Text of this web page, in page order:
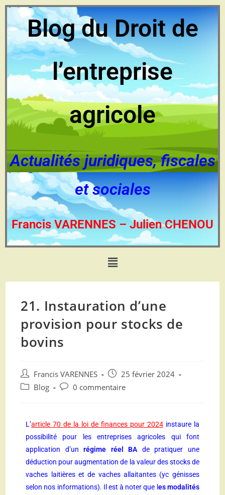
Blog du Droit de
l’entreprise
agricole
Actualités juridiques, fiscales
et sociales
Francis VARENNES – Julien CHENOU
21. Instauration d’une
provision pour stocks de
bovins
Francis VARENNES
25 février 2024
Blog
0 commentaire
L’article 70 de la loi de finances pour 2024instaure la
possibilité pour les entreprises agricoles qui font
application d’unrégime réel BAde pratiquer une
déduction pour augmentation de la valeur des stocks de
vaches laitières et de vaches allaitantes (yc génisses
selon nos informations). Il est à noter que l es modalités